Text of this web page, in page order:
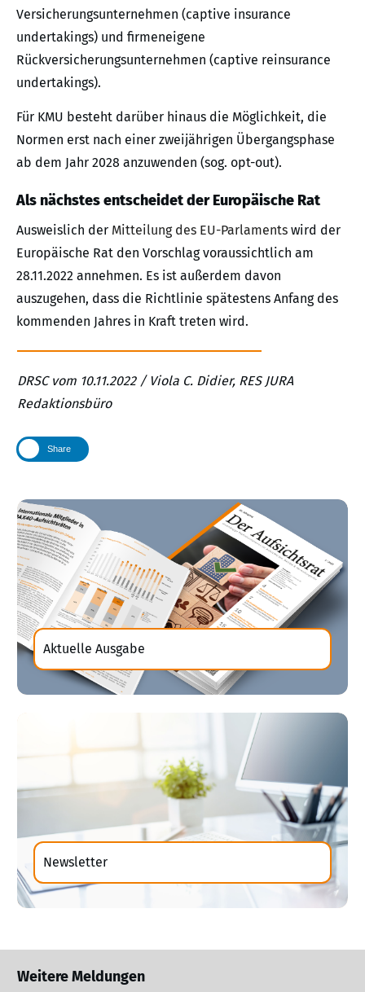
Versicherungsunternehmen (captive insurance
undertakings) und firmeneigene
Rückversicherungsunternehmen (captive reinsurance
undertakings).
Für KMU besteht darüber hinaus die Möglichkeit, die
Normen erst nach einer zweijährigen Übergangsphase
ab dem Jahr 2028 anzuwenden (sog. opt-out).
Als nächstes entscheidet der Europäische Rat
Ausweislich der Mitteilung des EU-Parlaments wird der
Europäische Rat den Vorschlag voraussichtlich am
28.11.2022 annehmen. Es ist außerdem davon
auszugehen, dass die Richtlinie spätestens Anfang des
kommenden Jahres in Kraft treten wird.
DRSC vom 10.11.2022 / Viola C. Didier, RES JURA
Redaktionsbüro
Share
Aktuelle Ausgabe
Newsletter
Weitere Meldungen